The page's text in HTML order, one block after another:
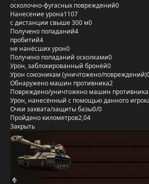
осколочно-фугасных повреждений0
Нанесение урона1107
с дистанции свыше 300 м0
Получено попаданий4
пробитий4
не нанёсших урон0
Получено попаданий осколками0
Урон, заблокированный бронёй0
Урон союзникам (уничтожено/повреждений)
Обнаружено машин противника2
Повреждено/уничтожено машин противника
Урон, нанесённый с помощью данного
Очки захвата/защиты базы0/0
Пройдено километров2,04
Закрыть